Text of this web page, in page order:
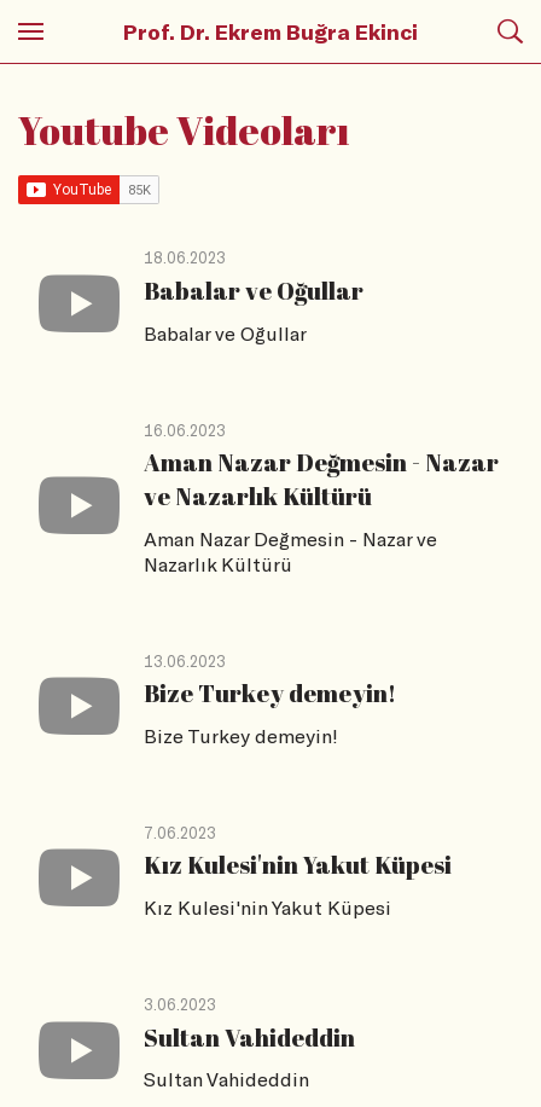
Prof. Dr. Ekrem Buğra Ekinci
Youtube Videoları
18.06.2023
Babalar ve Oğullar
Babalar ve Oğullar
16.06.2023
Aman Nazar Değmesin - Nazar
ve Nazarlık Kültürü
Aman Nazar Değmesin - Nazar ve
Nazarlık Kültürü
13.06.2023
Bize Turkey demeyin!
Bize Turkey demeyin!
7.06.2023
Kız Kulesi'nin Yakut Küpesi
Kız Kulesi'nin Yakut Küpesi
3.06.2023
Sultan Vahideddin
Sultan Vahideddin